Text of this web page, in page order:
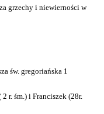
grzechy i niewierności w
św. gregoriańska 1
r. śm.) i Franciszek (28r.